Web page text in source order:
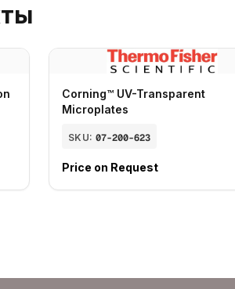
Corning™ UV-Transparent
Microplates
SKU: 07-200-623
Price on Request